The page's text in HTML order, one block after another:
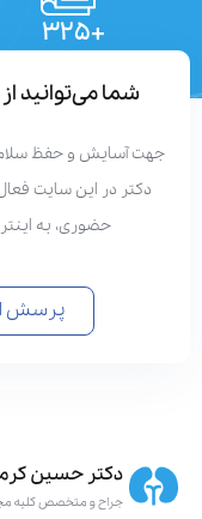
شما می‌توانید از
آسایش و حفظ سلامتی
دکتر در این سایت فعال
حضوری، به
پرسش از